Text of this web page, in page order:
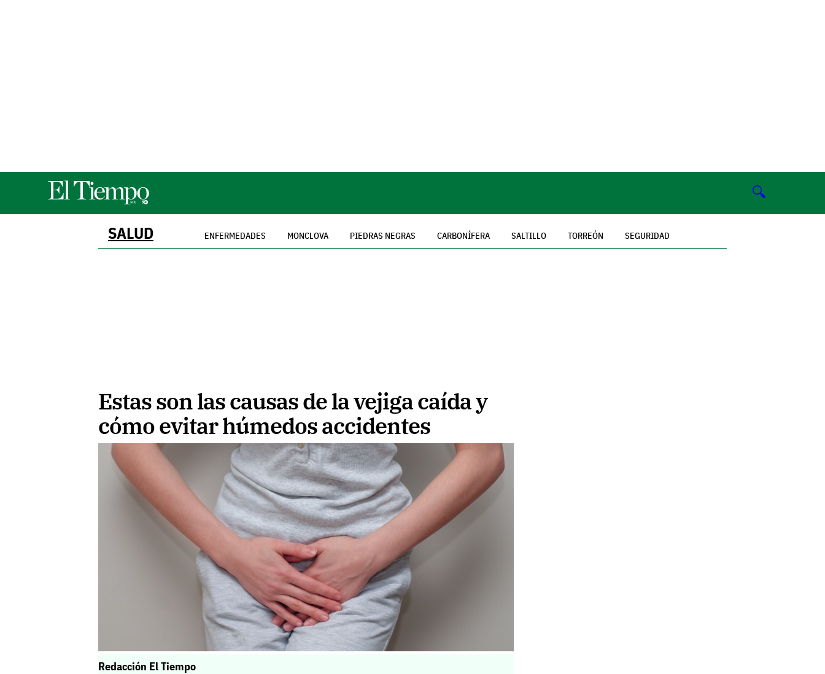
🔍
SALUD ENFERMEDADES MONCLOVA PIEDRAS NEGRAS CARBONÍFERA SALTILLO TORREÓN SEGURIDAD
Estas son las causas de la vejiga caída y
cómo evitar húmedos accidentes
Redacción El Tiempo